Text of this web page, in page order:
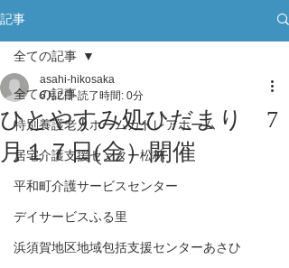
記事
全ての記事
特別養護老人ホームカトレアホーム
居宅介護支援センター松林
平和町介護サービスセンター
デイサービスふる里
浜須賀地区地域包括支援センターあさひ
全ての記事
ひとやすみ処ひだまり 7
月１７日(金）開催
asahi-hikosaka
6月2日 読了時間: 0分